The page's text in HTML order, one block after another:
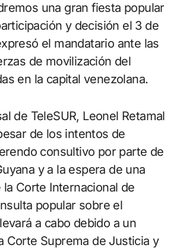
una gran fiesta popular
y decisión el 3 de
el mandatario ante las
de movilización del
en la capital venezolana.
de TeleSUR, Leonel Retamal
de los intentos de
consultivo por parte de
y a la espera de una
Corte Internacional de
popular sobre el
a cabo debido a un
Corte Suprema de Justicia y